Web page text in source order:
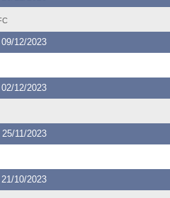
09/12/2023
02/12/2023
25/11/2023
21/10/2023